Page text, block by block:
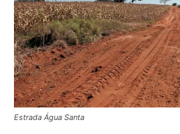
Estrada Água Santa